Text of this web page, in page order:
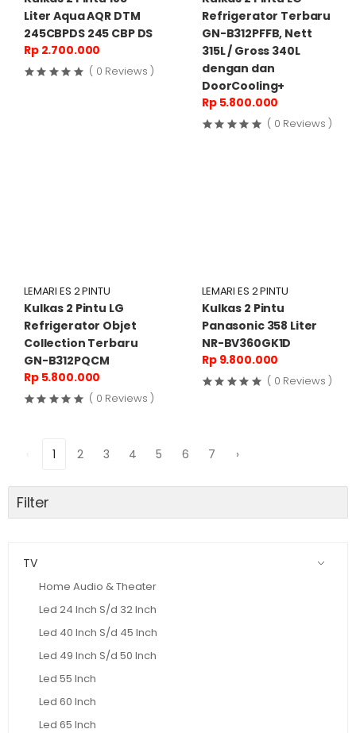
Liter Aqua AQR DTM
245CBPDS 245 CBP DS
Rp 2.700.000
( 0 Reviews )
Refrigerator Terbaru
GN-B312PFFB, Nett
315L / Gross 340L
dengan dan
DoorCooling+
Rp 5.800.000
( 0 Reviews )
LEMARI ES 2 PINTU
Kulkas 2 Pintu LG
Refrigerator Objet
Collection Terbaru
GN-B312PQCM
Rp 5.800.000
( 0 Reviews )
LEMARI ES 2 PINTU
Kulkas 2 Pintu
Panasonic 358 Liter
NR-BV360GK1D
Rp 9.800.000
( 0 Reviews )
1 2 3 4 5 6 7 ›
Filter
TV
Home Audio & Theater
Led 24 Inch S/d 32 Inch
Led 40 Inch S/d 45 Inch
Led 49 Inch S/d 50 Inch
Led 55 Inch
Led 60 Inch
Led 65 Inch